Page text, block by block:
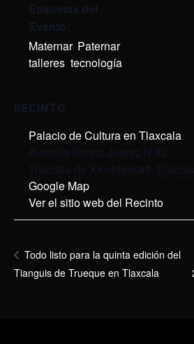
Etiquetas del
Evento:
Maternar, Paternar,
talleres, tecnología
RECINTO
Palacio de Cultura en Tlaxcala
Avenida Benito Juárez N.62
Tlaxcala de Xicohténcatl,
Google Map
Ver el sitio web del Recinto
Todo listo para la quinta edición del
Tianguis de Trueque en Tlaxcala